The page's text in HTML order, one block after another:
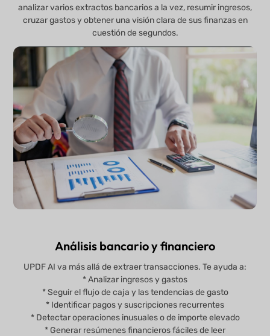
analizar varios extractos bancarios a la vez, resumir ingresos,
cruzar gastos y obtener una visión clara de sus finanzas en
cuestión de segundos.
Análisis bancario y financiero
UPDF AI va más allá de extraer transacciones. Te ayuda a:
* Analizar ingresos y gastos
* Seguir el flujo de caja y las tendencias de gasto
* Identificar pagos y suscripciones recurrentes
* Detectar operaciones inusuales o de importe elevado
* Generar resúmenes financieros fáciles de leer